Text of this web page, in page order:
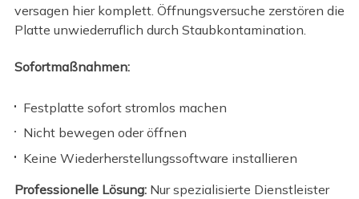
versagen hier komplett. Öffnungsversuche zerstören die
Platte unwiederruflich durch Staubkontamination.
Sofortmaßnahmen:
Festplatte sofort stromlos machen
Nicht bewegen oder öffnen
Keine Wiederherstellungssoftware installieren
Professionelle Lösung: Nur spezialisierte Dienstleister